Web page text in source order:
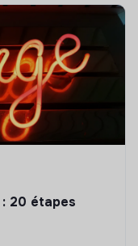
20 étapes